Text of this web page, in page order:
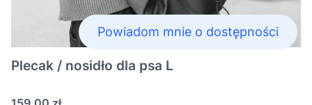
Powiadom mnie o dostępności
Plecak / nosidło dla psa L
Cena